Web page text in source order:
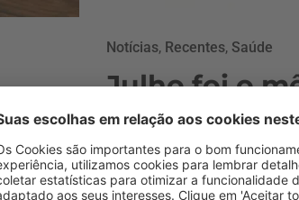
Notícias, Recentes, Saúde
Julho foi o
testes
início da
12 Agosto, 2021 11:58